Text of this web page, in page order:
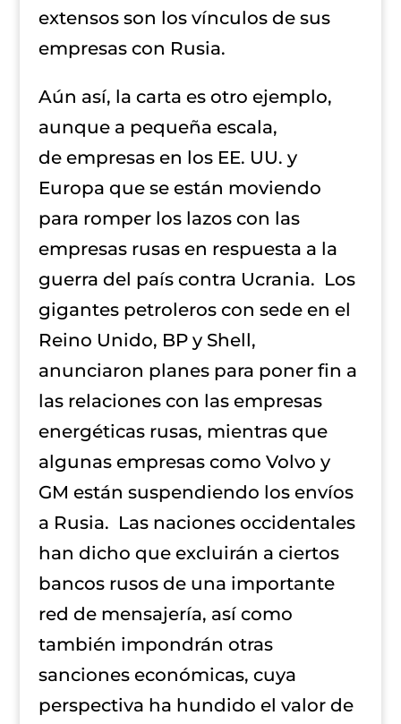
extensos son los vínculos de sus
empresas con Rusia.
Aún así, la carta es otro ejemplo,
aunque a pequeña escala,
de empresas en los EE. UU. y
Europa que se están moviendo
para romper los lazos con las
empresas rusas en respuesta a la
guerra del país contra Ucrania. Los
gigantes petroleros con sede en el
Reino Unido, BP y Shell,
anunciaron planes para poner fin a
las relaciones con las empresas
energéticas rusas, mientras que
algunas empresas como Volvo y
GM están suspendiendo los envíos
a Rusia. Las naciones occidentales
han dicho que excluirán a ciertos
bancos rusos de una importante
red de mensajería, así como
también impondrán otras
sanciones económicas, cuya
perspectiva ha hundido el valor de